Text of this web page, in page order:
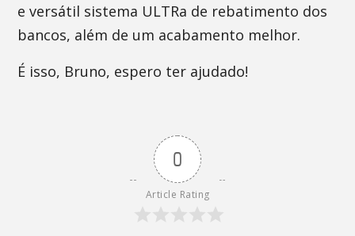
e versátil sistema ULTRa de rebatimento dos
bancos, além de um acabamento melhor.
É isso, Bruno, espero ter ajudado!
0
Article Rating